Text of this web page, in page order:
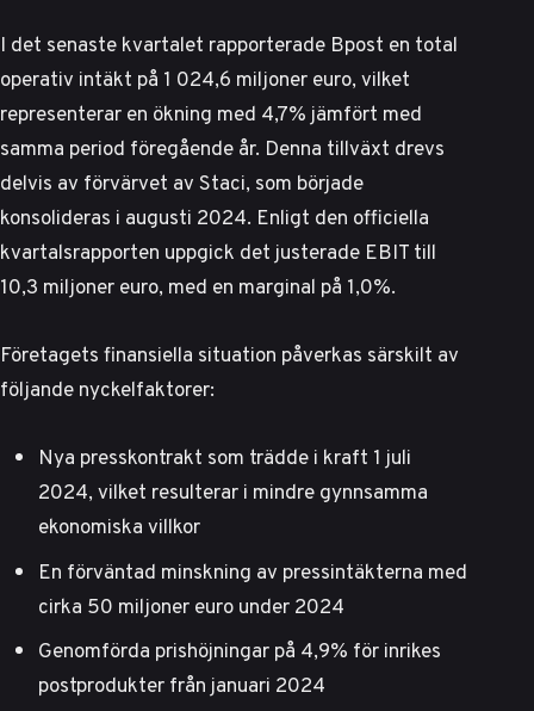
I det senaste kvartalet rapporterade Bpost en total
operativ intäkt på 1 024,6 miljoner euro, vilket
representerar en ökning med 4,7% jämfört med
samma period föregående år. Denna tillväxt drevs
delvis av förvärvet av Staci, som började
konsolideras i augusti 2024. Enligt den officiella
kvartalsrapporten uppgick det justerade EBIT till
10,3 miljoner euro, med en marginal på 1,0%.
Företagets finansiella situation påverkas särskilt av
följande nyckelfaktorer:
Nya presskontrakt som trädde i kraft 1 juli
2024, vilket resulterar i mindre gynnsamma
ekonomiska villkor
En förväntad minskning av pressintäkterna med
cirka 50 miljoner euro under 2024
Genomförda prishöjningar på 4,9% för inrikes
postprodukter från januari 2024